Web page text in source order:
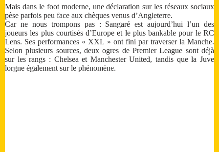
Mais dans le foot moderne, une déclaration sur les réseaux sociaux
pèse parfois peu face aux chèques venus d’Angleterre.
Car ne nous trompons pas : Sangaré est aujourd’hui l’un des
joueurs les plus courtisés d’Europe et le plus bankable pour le RC
Lens. Ses performances « XXL » ont fini par traverser la Manche.
Selon plusieurs sources, deux ogres de Premier League sont déjà
sur les rangs : Chelsea et Manchester United, tandis que la Juve
lorgne également sur le phénomène.